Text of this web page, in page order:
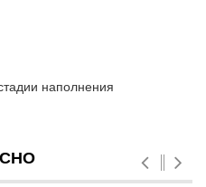
наполнения